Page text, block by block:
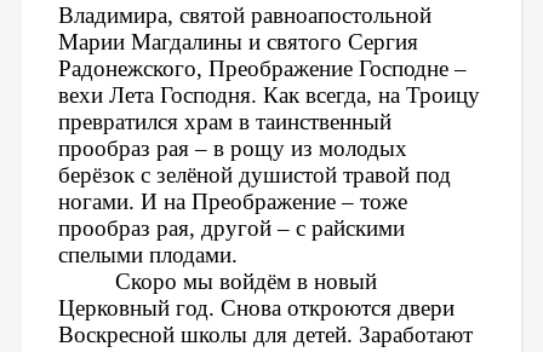
Владимира, святой равноапостольной
Марии Магдалины и святого Сергия
Радонежского, Преображение Господне –
вехи Лета Господня. Как всегда, на Троицу
превратился храм в таинственный
прообраз рая – в рощу из молодых
берёзок с зелёной душистой травой под
ногами. И на Преображение – тоже
прообраз рая, другой – с райскими
спелыми плодами.
Скоро мы войдём в новый
Церковный год. Снова откроются двери
Воскресной школы для детей. Заработают